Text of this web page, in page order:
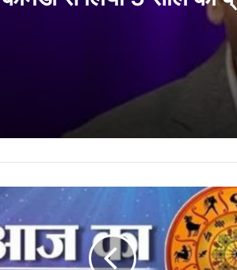
up Comedian
कॉमेडी से लिया 5 साल का
समस्याओं को बताया
विश्वास ने की मजेदार